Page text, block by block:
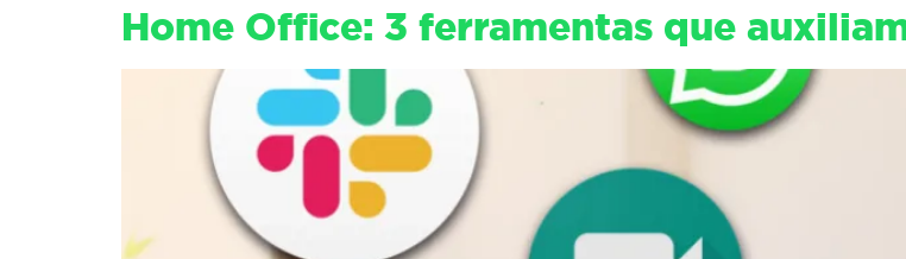
Home Office: 3 ferramentas que